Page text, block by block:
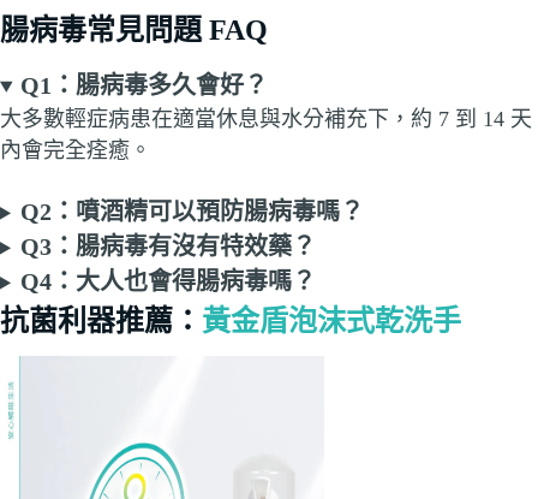
腸病毒常見問題 FAQ
Q1：腸病毒多久會好？
大多數輕症病患在適當休息與水分補充下，約 7 到 14 天
內會完全痊癒。
Q2：噴酒精可以預防腸病毒嗎？
Q3：腸病毒有沒有特效藥？
Q4：大人也會得腸病毒嗎？
抗菌利器推薦： 黃金盾泡沫式乾洗手